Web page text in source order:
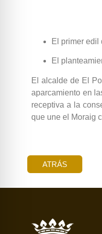
El primer
El
El alcalde de El
aparcamiento en
receptiva a la
que une el Moraig
ATRÁS